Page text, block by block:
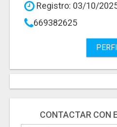
Registro: 03/10/
669382625
CONTACTAR CON